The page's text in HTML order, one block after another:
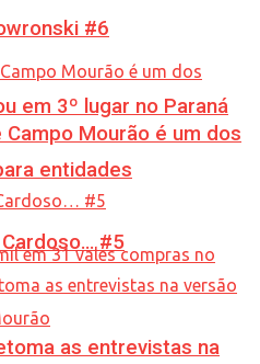
em 3º lugar no Paraná
entidades
#6
Mourão é um dos
#5
as entrevistas na